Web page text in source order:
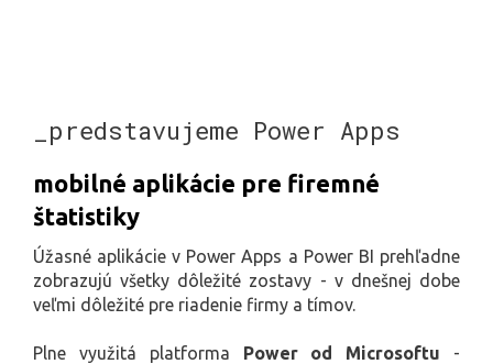
_predstavujeme Power Apps
mobilné aplikácie pre firemné
štatistiky
Úžasné aplikácie v Power Apps a Power BI prehľadne
zobrazujú všetky dôležité zostavy - v dnešnej dobe
veľmi dôležité pre riadenie firmy a tímov.
Plne využitá platforma Power od Microsoftu -